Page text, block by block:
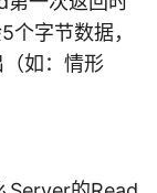
字节数据，
如：情形